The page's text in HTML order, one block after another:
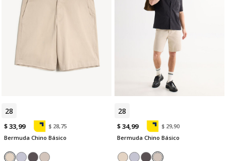
28 30
$ 33,99
$ 28,75
Bermuda Chino Básico
28
$ 34,99
$ 29,90
Bermuda Chino Básico